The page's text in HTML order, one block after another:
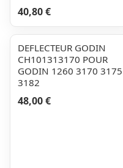
40,80 €
DEFLECTEUR GODIN
CH101313170 POUR
GODIN 1260 3170 3175
3182
48,00 €